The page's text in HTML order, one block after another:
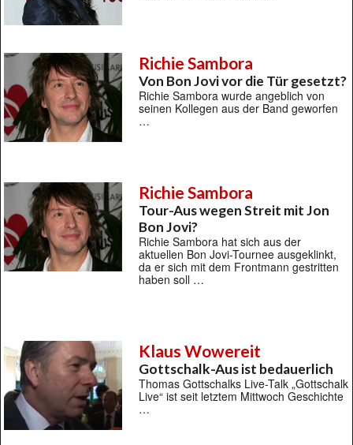
Richie Sambora
Von Bon Jovi vor die Tür gesetzt?
Richie Sambora wurde angeblich von
seinen Kollegen aus der Band geworfen
…
Richie Sambora
Tour-Aus wegen Streit mit Jon
Bon Jovi?
Richie Sambora hat sich aus der
aktuellen Bon Jovi-Tournee ausgeklinkt,
da er sich mit dem Frontmann gestritten
haben soll …
Klaus Wowereit
Gottschalk-Aus ist bedauerlich
Thomas Gottschalks Live-Talk „Gottschalk
Live“ ist seit letztem Mittwoch Geschichte
…